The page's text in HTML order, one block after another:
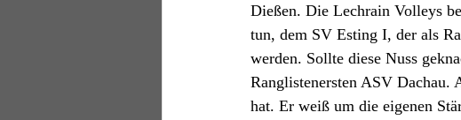
Dießen. Die Lechrain Volleys
tun, dem SV Esting I, der als
werden. Sollte diese Nuss
Ranglistenersten ASV Dachau.
hat. Er weiß um die eigenen